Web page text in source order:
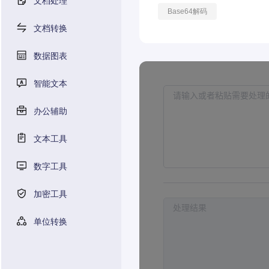
文档转换
数据图表
智能文本
办公辅助
文本工具
数字工具
加密工具
单位转换
Base64解码